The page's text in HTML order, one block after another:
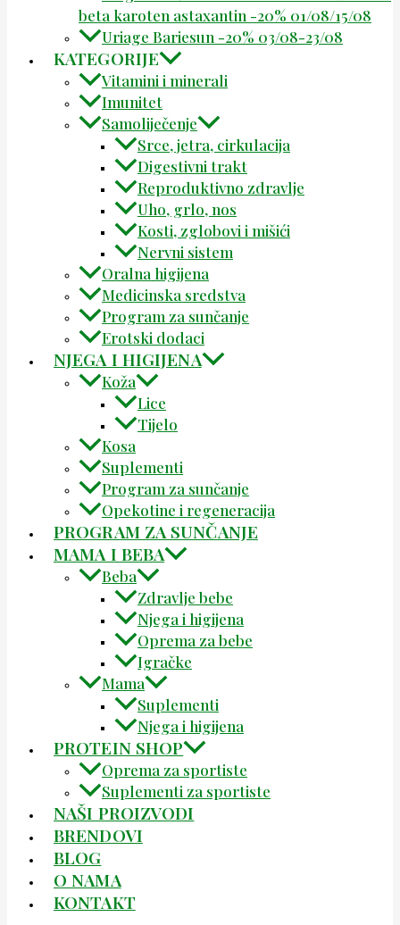
beta karoten astaxantin -20% 01/08/15/08
Uriage Bariesun -20% 03/08-23/08
KATEGORIJE
Vitamini i minerali
Imunitet
Samoliječenje
Srce, jetra, cirkulacija
Digestivni trakt
Reproduktivno zdravlje
Uho, grlo, nos
Kosti, zglobovi i mišići
Nervni sistem
Oralna higijena
Medicinska sredstva
Program za sunčanje
Erotski dodaci
NJEGA I HIGIJENA
Koža
Lice
Tijelo
Kosa
Suplementi
Program za sunčanje
Opekotine i regeneracija
PROGRAM ZA SUNČANJE
MAMA I BEBA
Beba
Zdravlje bebe
Njega i higijena
Oprema za bebe
Igračke
Mama
Suplementi
Njega i higijena
PROTEIN SHOP
Oprema za sportiste
Suplementi za sportiste
NAŠI PROIZVODI
BRENDOVI
BLOG
O NAMA
KONTAKT